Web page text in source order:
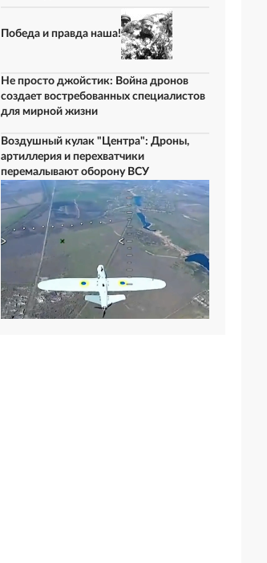
Победа и правда наша!
Не просто джойстик: Война дронов
создает востребованных специалистов
для мирной жизни
Воздушный кулак "Центра": Дроны,
артиллерия и перехватчики
перемалывают оборону ВСУ